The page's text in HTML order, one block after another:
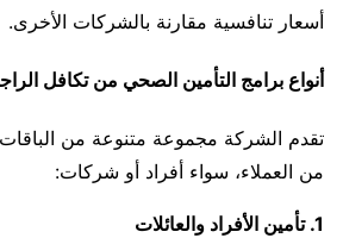
أسعار تنافسية مقارنة بالشركات الأخرى.
أنواع برامج التأمين الصحي من تكافل
تقدم الشركة مجموعة متنوعة من
من العملاء، سواء أفراد أو شركات:
1. تأمين الأفراد والعائلات